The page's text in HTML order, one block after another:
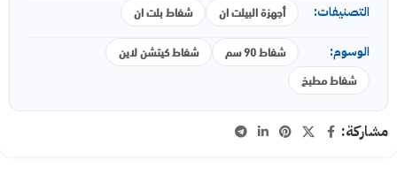
التصنيفات: أجهزة البيلت ان شفاط بلت ان
الوسوم: شفاط 90 سم
شفاط كيتشن لاين
شفاط مطبخ
مشاركة: